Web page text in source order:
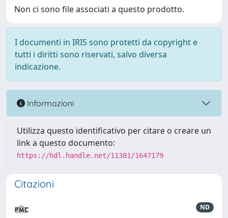
Non ci sono file associati a questo prodotto.
I documenti in IRIS sono protetti da copyright e
tutti i diritti sono riservati, salvo diversa
indicazione.
Informazioni
Utilizza questo identificativo per citare o creare un
link a questo documento:
https://hdl.handle.net/11381/1647179
Citazioni
ND